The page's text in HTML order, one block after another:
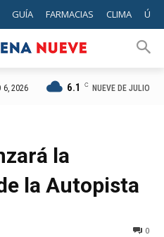
GUÍA FARMACIAS CLIMA
6, 2026 6.1 C NUEVE DE JULIO
la
la Autopista
0